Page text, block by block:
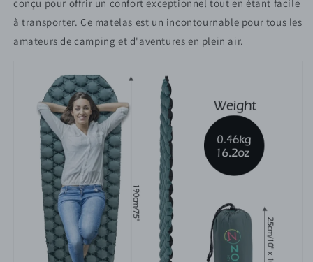
conçu pour offrir un confort exceptionnel tout en étant facile
à transporter. Ce matelas est un incontournable pour tous les
amateurs de camping et d'aventures en plein air.